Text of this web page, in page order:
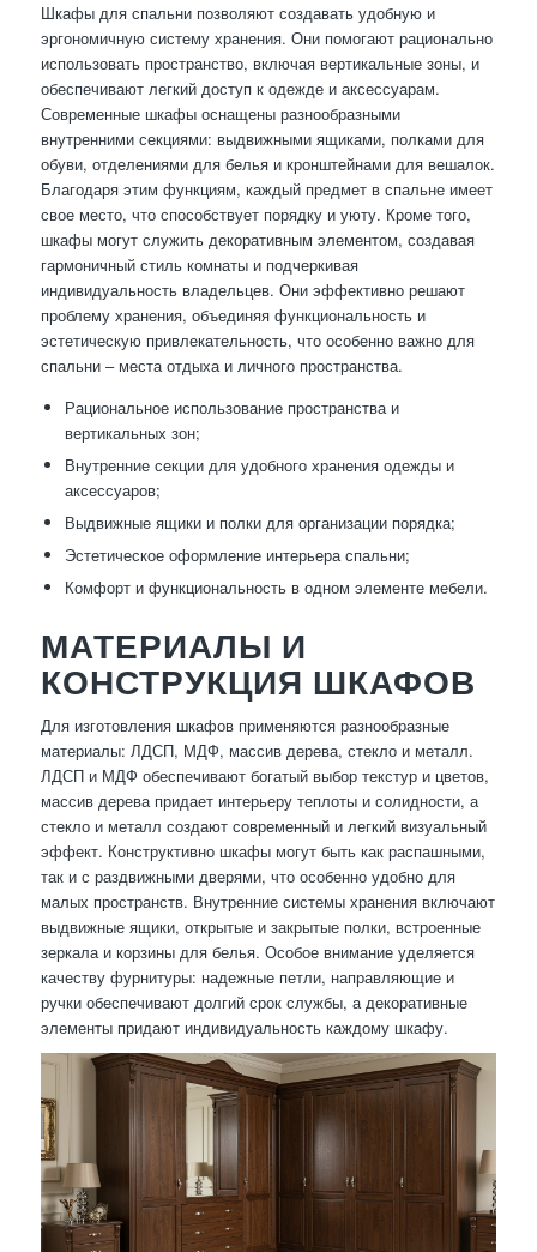
Шкафы для спальни позволяют создавать удобную и
эргономичную систему хранения. Они помогают рационально
использовать пространство, включая вертикальные зоны, и
обеспечивают легкий доступ к одежде и аксессуарам.
Современные шкафы оснащены разнообразными
внутренними секциями: выдвижными ящиками, полками для
обуви, отделениями для белья и кронштейнами для вешалок.
Благодаря этим функциям, каждый предмет в спальне имеет
свое место, что способствует порядку и уюту. Кроме того,
шкафы могут служить декоративным элементом, создавая
гармоничный стиль комнаты и подчеркивая
индивидуальность владельцев. Они эффективно решают
проблему хранения, объединяя функциональность и
эстетическую привлекательность, что особенно важно для
спальни – места отдыха и личного пространства.
Рациональное использование пространства и
вертикальных зон;
Внутренние секции для удобного хранения одежды и
аксессуаров;
Выдвижные ящики и полки для организации порядка;
Эстетическое оформление интерьера спальни;
Комфорт и функциональность в одном элементе мебели.
МАТЕРИАЛЫ И
КОНСТРУКЦИЯ ШКАФОВ
Для изготовления шкафов применяются разнообразные
материалы: ЛДСП, МДФ, массив дерева, стекло и металл.
ЛДСП и МДФ обеспечивают богатый выбор текстур и цветов,
массив дерева придает интерьеру теплоты и солидности, а
стекло и металл создают современный и легкий визуальный
эффект. Конструктивно шкафы могут быть как распашными,
так и с раздвижными дверями, что особенно удобно для
малых пространств. Внутренние системы хранения включают
выдвижные ящики, открытые и закрытые полки, встроенные
зеркала и корзины для белья. Особое внимание уделяется
качеству фурнитуры: надежные петли, направляющие и
ручки обеспечивают долгий срок службы, а декоративные
элементы придают индивидуальность каждому шкафу.